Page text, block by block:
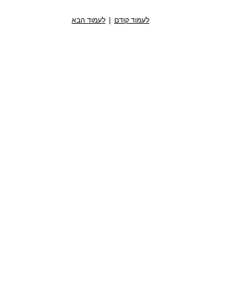
לעמוד קודם | לעמוד הבא